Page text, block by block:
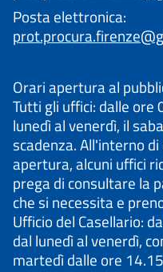
Posta elettronica:
Orari apertura al
Tutti gli uffici: dalle ore
lunedì al venerdì, il
scadenza. All'interno
apertura, alcuni uffici
prega di consultare la
che si necessita e
Ufficio del Casellario:
dal lunedì al venerdì,
martedì dalle ore